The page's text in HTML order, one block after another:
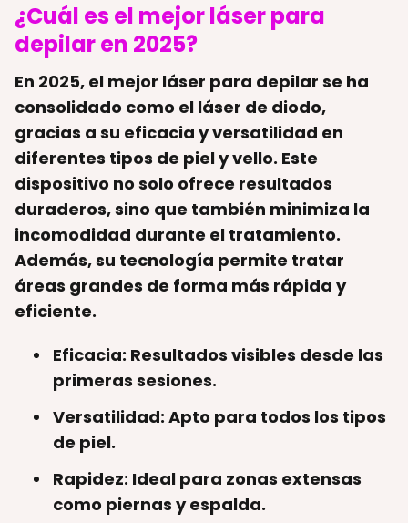
¿Cuál es el mejor láser para
depilar en 2025?
En 2025, el mejor láser para depilar se ha
consolidado como el láser de diodo,
gracias a su eficacia y versatilidad en
diferentes tipos de piel y vello. Este
dispositivo no solo ofrece resultados
duraderos, sino que también minimiza la
incomodidad durante el tratamiento.
Además, su tecnología permite tratar
áreas grandes de forma más rápida y
eficiente.
Eficacia: Resultados visibles desde las
primeras sesiones.
Versatilidad: Apto para todos los tipos
de piel.
Rapidez: Ideal para zonas extensas
como piernas y espalda.